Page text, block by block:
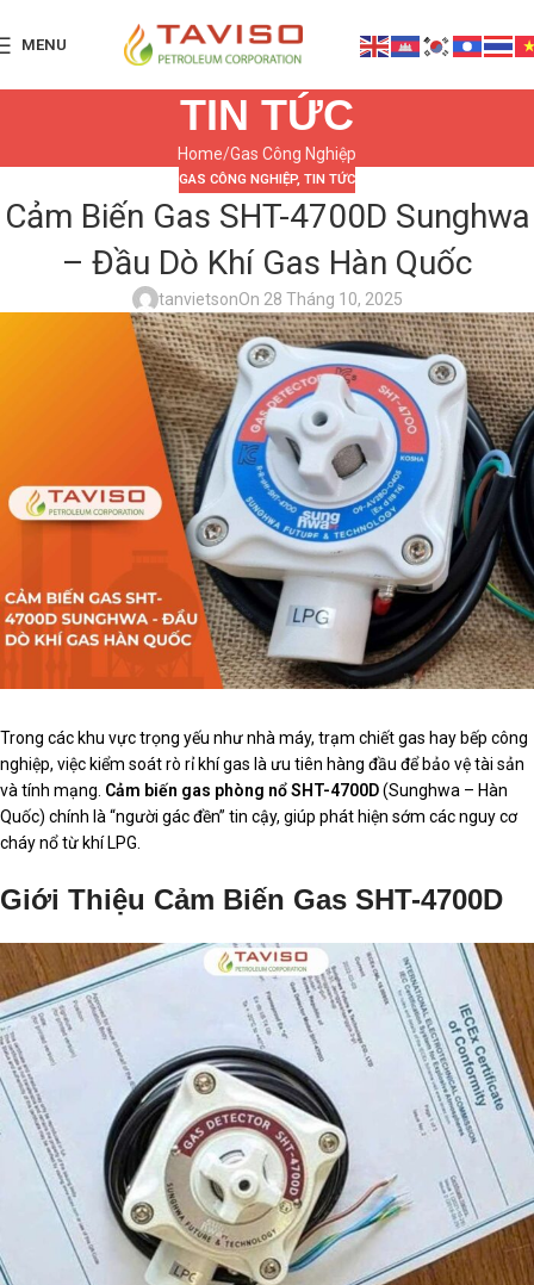
MENU
TIN TỨC
Home Gas Công Nghiệp
GAS CÔNG NGHIỆP, TIN TỨC
Cảm Biến Gas SHT-4700D Sunghwa
– Đầu Dò Khí Gas Hàn Quốc
tanvietsonOn 28 Tháng 10, 2025
Trong các khu vực trọng yếu như nhà máy, trạm chiết gas hay bếp công
nghiệp, việc kiểm soát rò rỉ khí gas là ưu tiên hàng đầu để bảo vệ tài sản
và tính mạng. Cảm biến gas phòng nổ SHT-4700D(Sunghwa – Hàn
Quốc) chính là “người gác đền” tin cậy, giúp phát hiện sớm các nguy cơ
cháy nổ từ khí LPG.
Giới Thiệu Cảm Biến Gas SHT-4700D